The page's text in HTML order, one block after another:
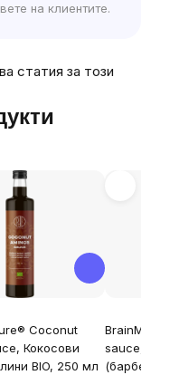
на клиентите.
статия за този
Coconut
Кокосови
BIO, 250 мл
BrainMax
sauce,
(барбекю